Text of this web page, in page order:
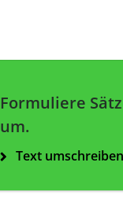
Formuliere
um.
Text umschreiben